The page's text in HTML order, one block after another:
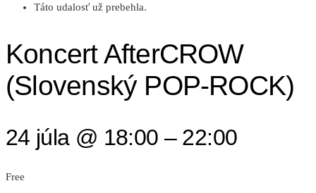
Táto udalosť už prebehla.
Koncert AfterCROW
(Slovenský POP-ROCK)
24 júla @ 18:00 – 22:00
Free